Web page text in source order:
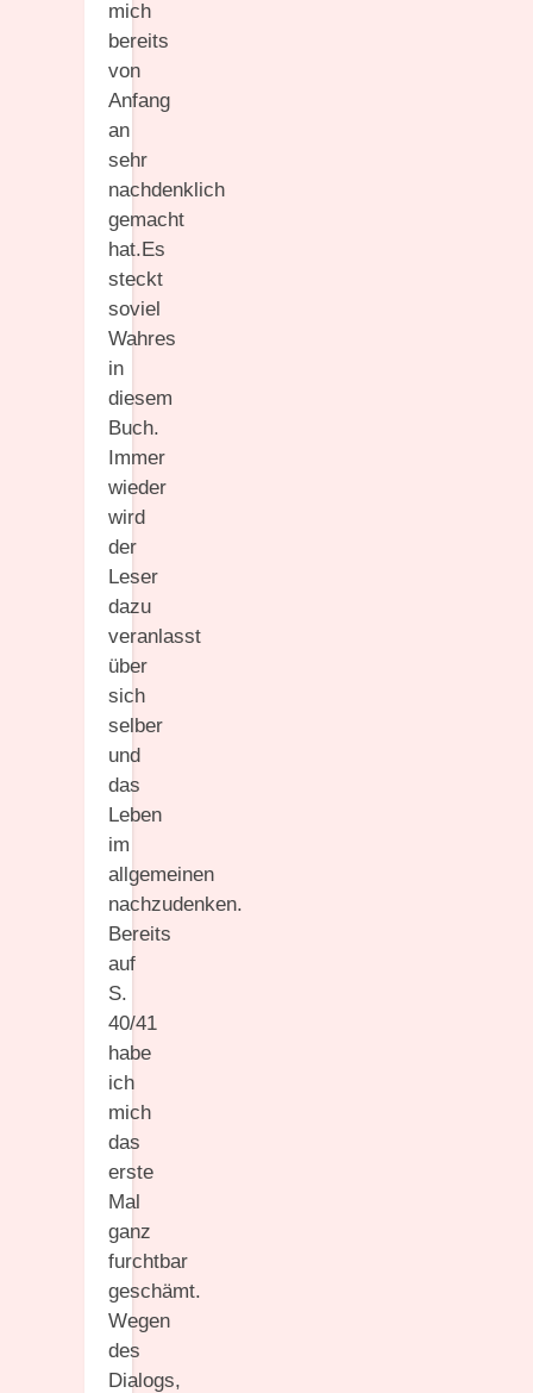
mich
bereits
von
Anfang
an
sehr
nachdenklich
gemacht
hat.Es
steckt
soviel
Wahres
in
diesem
Buch.
Immer
wieder
wird
der
Leser
dazu
veranlasst
über
sich
selber
und
das
Leben
im
allgemeinen
nachzudenken.
Bereits
auf
S.
40/41
habe
ich
mich
das
erste
Mal
ganz
furchtbar
geschämt.
Wegen
des
Dialogs,